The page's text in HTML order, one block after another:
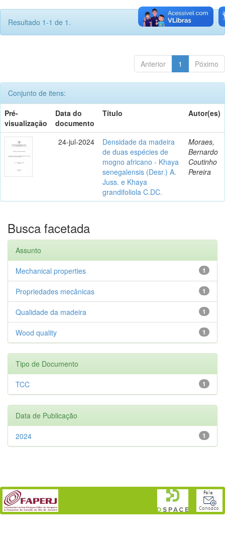
Resultado 1-1 de 1.
Anterior 1 Póximo
Conjunto de itens:
Pré-
visualização
Data do
documento
Título Autor(es)
24-jul-2024
Densidade da madeira
de duas espécies de
mogno africano - Khaya
senegalensis (Desr.) A.
Juss. e Khaya
grandifoliola C.DC.
Moraes,
Bernardo
Coutinho
Pereira
Busca facetada
Assunto
1
Mechanical properties
1
Propriedades mecânicas
1
Qualidade da madeira
1
Wood quality
Tipo de Documento
1
TCC
Data de Publicação
1
2024